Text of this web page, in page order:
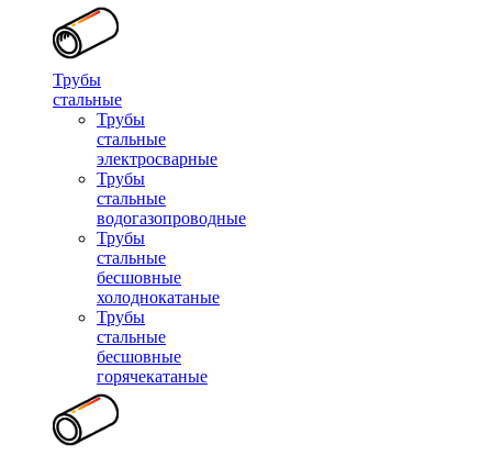
Трубы
стальные
Трубы
стальные
электросварные
Трубы
стальные
водогазопроводные
Трубы
стальные
бесшовные
холоднокатаные
Трубы
стальные
бесшовные
горячекатаные